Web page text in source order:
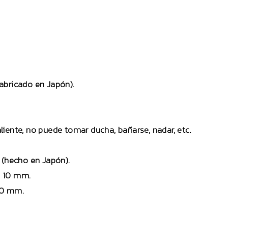
en Japón).
no puede tomar ducha, bañarse, nadar, etc.
en Japón).
mm.
mm.